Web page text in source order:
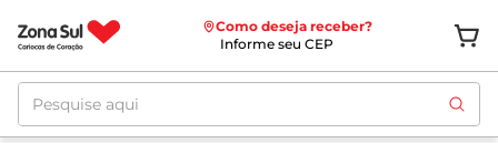
Como deseja receber?
Informe seu CEP
Pesquise aqui